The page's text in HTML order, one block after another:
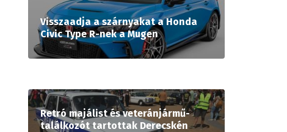
Visszaadja a szárnyakat a Honda
Civic Type R-nek a Mugen
Retró majálist és veteránjármű-
találkozót tartottak Derecskén